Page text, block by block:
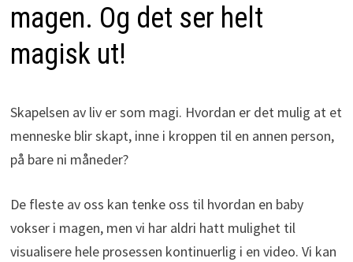
magen. Og det ser helt
magisk ut!
Skapelsen av liv er som magi. Hvordan er det mulig at et
menneske blir skapt, inne i kroppen til en annen person,
på bare ni måneder?
De fleste av oss kan tenke oss til hvordan en baby
vokser i magen, men vi har aldri hatt mulighet til
visualisere hele prosessen kontinuerlig i en video. Vi kan